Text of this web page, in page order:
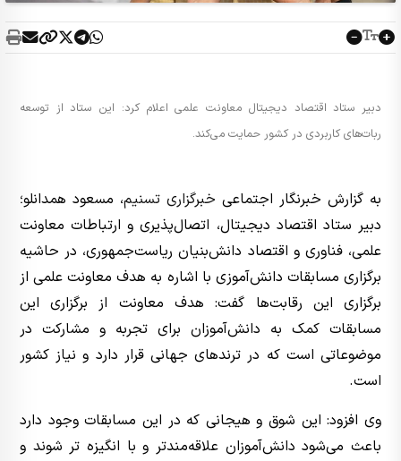
دبیر ستاد اقتصاد دیجیتال معاونت علمی اعلام کرد: این ستاد از توسعه
ربات‌های کاربردی در کشور حمایت می‌کند.
به گزارش خبرنگار اجتماعی خبرگزاری تسنیم، مسعود همدانلو؛
دبیر ستاد اقتصاد دیجیتال، اتصال‌پذیری و ارتباطات معاونت
علمی، فناوری و اقتصاد دانش‌بنیان ریاست‌جمهوری، در حاشیه
برگزاری مسابقات دانش‌آموزی با اشاره به هدف معاونت علمی از
برگزاری این رقابت‌ها گفت: هدف معاونت از برگزاری این
مسابقات کمک به دانش‌آموزان برای تجربه و مشارکت در
موضوعاتی است که در ترندهای جهانی قرار دارد و نیاز کشور
است.
وی افزود: این شوق و هیجانی که در این مسابقات وجود دارد
باعث می‌شود دانش‌آموزان علاقه‌مندتر و با انگیزه تر شوند و